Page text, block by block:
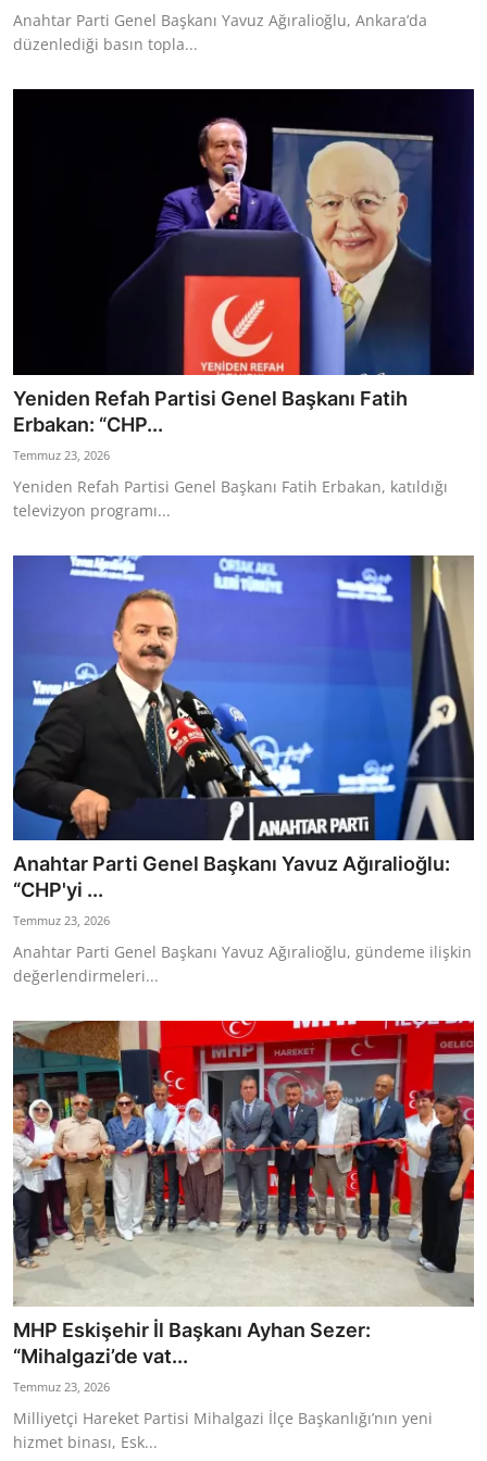
Anahtar Parti Genel Başkanı Yavuz Ağıralioğlu, Ankara’da
düzenlediği basın topla...
Yeniden Refah Partisi Genel Başkanı Fatih
Erbakan: “CHP...
Temmuz 23, 2026
Yeniden Refah Partisi Genel Başkanı Fatih Erbakan, katıldığı
televizyon programı...
Anahtar Parti Genel Başkanı Yavuz Ağıralioğlu:
“CHP'yi ...
Temmuz 23, 2026
Anahtar Parti Genel Başkanı Yavuz Ağıralioğlu, gündeme ilişkin
değerlendirmeleri...
MHP Eskişehir İl Başkanı Ayhan Sezer:
“Mihalgazi’de vat...
Temmuz 23, 2026
Milliyetçi Hareket Partisi Mihalgazi İlçe Başkanlığı’nın yeni
hizmet binası, Esk...